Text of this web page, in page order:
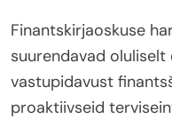
Finantskirjaoskuse
suurendavad
vastupidavust
proaktiivseid